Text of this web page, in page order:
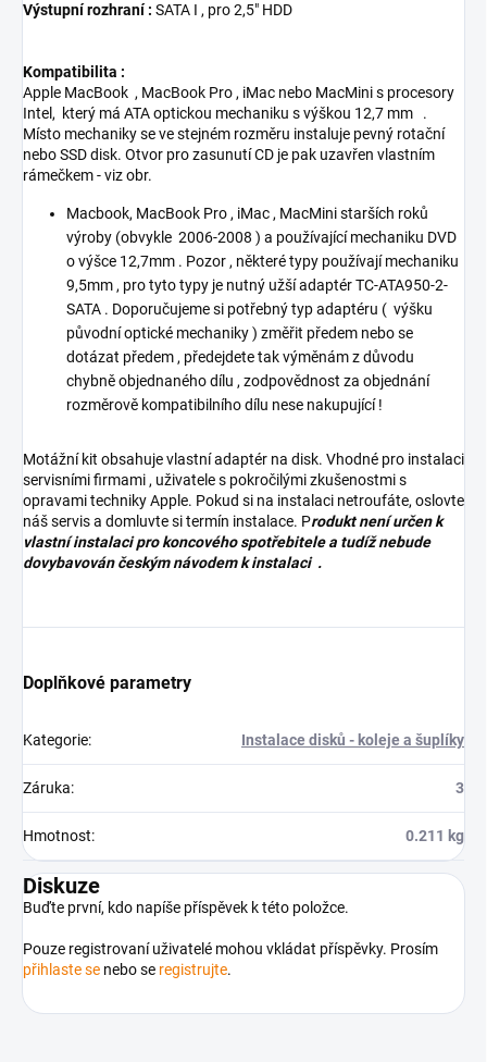
Výstupní rozhraní : SATA I , pro 2,5" HDD
Kompatibilita :
Apple MacBook , MacBook Pro , iMac nebo MacMini s procesory
Intel, který má ATA optickou mechaniku s výškou 12,7 mm .
Místo mechaniky se ve stejném rozměru instaluje pevný rotační
nebo SSD disk. Otvor pro zasunutí CD je pak uzavřen vlastním
rámečkem - viz obr.
Macbook, MacBook Pro , iMac , MacMini starších roků
výroby (obvykle 2006-2008 ) a používající mechaniku DVD
o výšce 12,7mm . Pozor , některé typy používají mechaniku
9,5mm , pro tyto typy je nutný užší adaptér TC-ATA950-2-
SATA . Doporučujeme si potřebný typ adaptéru ( výšku
původní optické mechaniky ) změřit předem nebo se
dotázat předem , předejdete tak výměnám z důvodu
chybně objednaného dílu , zodpovědnost za objednání
rozměrově kompatibilního dílu nese nakupující !
Motážní kit obsahuje vlastní adaptér na disk. Vhodné pro instalaci
servisními firmami , uživatele s pokročilými zkušenostmi s
opravami techniky Apple. Pokud si na instalaci netroufáte, oslovte
náš servis a domluvte si termín instalace. Produkt není určen k
vlastní instalaci pro koncového spotřebitele a tudíž nebude
dovybavován českým návodem k instalaci .
Doplňkové parametry
Kategorie: Instalace disků - koleje a šuplíky
Záruka: 3
Hmotnost: 0.211 kg
Diskuze
Buďte první, kdo napíše příspěvek k této položce.
Pouze registrovaní uživatelé mohou vkládat příspěvky. Prosím
přihlaste se nebo se registrujte.